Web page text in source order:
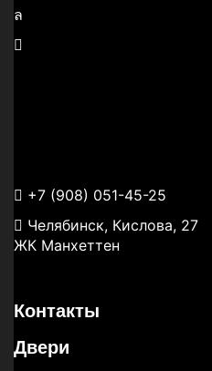
‭+7 (908) 051-45-25‬
Челябинск, Кислова, 27
ЖК Манхеттен
Контакты
Двери